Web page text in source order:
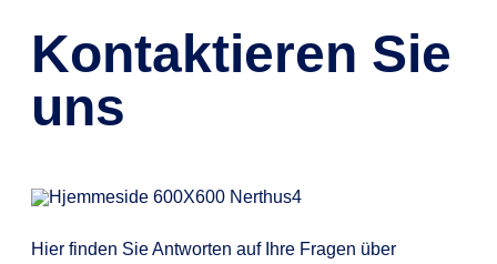
Kontaktieren Sie
uns
Hier finden Sie Antworten auf Ihre Fragen über